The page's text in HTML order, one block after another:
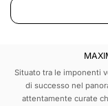
Situato tra le imponenti
di successo nel
attentamente curate